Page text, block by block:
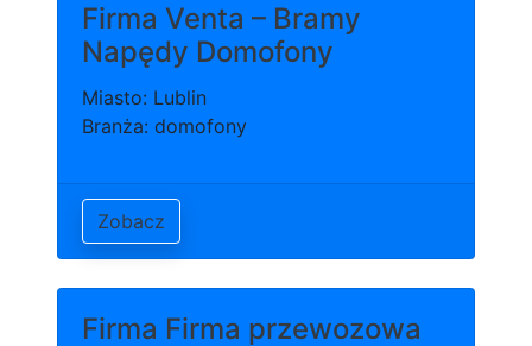
Firma Venta – Bramy
Napędy Domofony
Miasto: Lublin
Branża: domofony
Zobacz
Firma Firma przewozowa